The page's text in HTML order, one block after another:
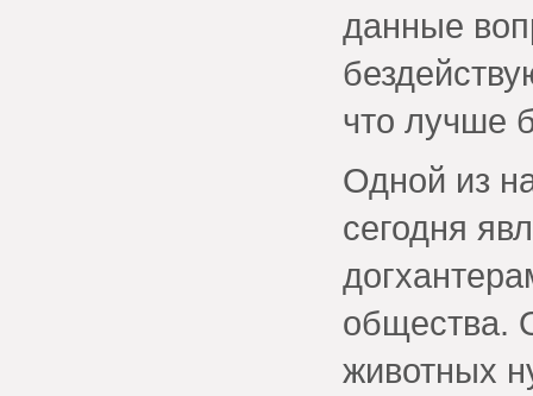
данные
что лучше
Одной из
сегодня
общества.
животных